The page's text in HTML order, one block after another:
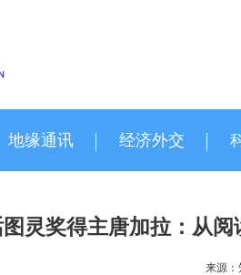
地缘通讯 经济外交
灵奖得主唐加拉：从
来源：